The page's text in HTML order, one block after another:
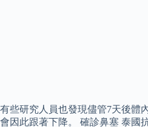
有些研究人員也發現儘管7天後體
會因此跟著下降。 確診鼻塞 泰國